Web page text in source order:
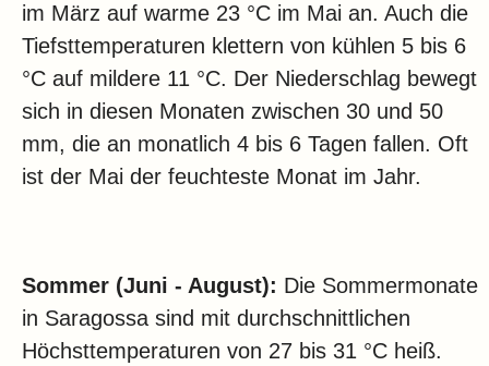
im März auf warme 23 °C im Mai an. Auch die
Tiefsttemperaturen klettern von kühlen 5 bis 6
°C auf mildere 11 °C. Der Niederschlag bewegt
sich in diesen Monaten zwischen 30 und 50
mm, die an monatlich 4 bis 6 Tagen fallen. Oft
ist der Mai der feuchteste Monat im Jahr.
Sommer (Juni - August): Die Sommermonate
in Saragossa sind mit durchschnittlichen
Höchsttemperaturen von 27 bis 31 °C heiß.